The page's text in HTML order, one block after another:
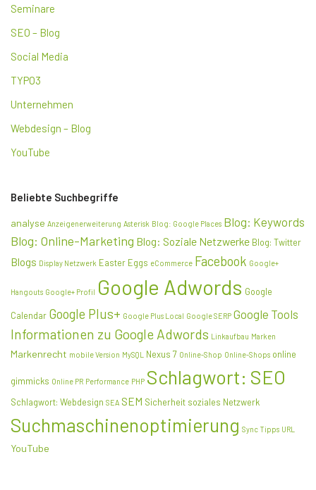
Seminare
SEO – Blog
Social Media
TYPO3
Unternehmen
Webdesign – Blog
YouTube
Beliebte Suchbegriffe
analyse Anzeigenerweiterung Asterisk Blog: Google Places Blog: Keywords
Blog: Online-Marketing Blog: Soziale Netzwerke Blog: Twitter
Blogs Display Netzwerk Easter Eggs eCommerce Facebook Google+
Hangouts Google+ Profil Google Adwords Google
Calendar Google Plus+ Google Plus Local Google SERP Google Tools
Informationen zu Google Adwords Linkaufbau Marken
Markenrecht mobile Version MySQL Nexus 7 Online-Shop Online-Shops online
gimmicks Online PR Performance PHP Schlagwort: SEO
Schlagwort: Webdesign SEA SEM Sicherheit soziales Netzwerk
Suchmaschinenoptimierung Sync Tipps URL
YouTube